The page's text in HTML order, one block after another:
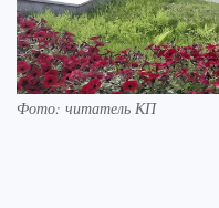
Фото: читатель КП